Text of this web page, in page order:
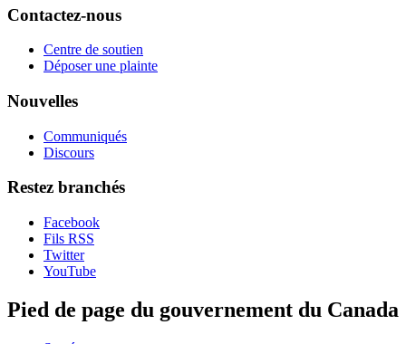
Contactez-nous
Centre de soutien
Déposer une plainte
Nouvelles
Communiqués
Discours
Restez branchés
Facebook
Fils RSS
Twitter
YouTube
Pied de page du gouvernement du Canada